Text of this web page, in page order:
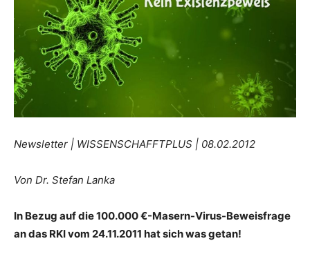
Newsletter | WISSENSCHAFFTPLUS | 08.02.2012
Von Dr. Stefan Lanka
In Bezug auf die 100.000 €-Masern-Virus-Beweisfrage
an das RKI vom 24.11.2011 hat sich was getan!